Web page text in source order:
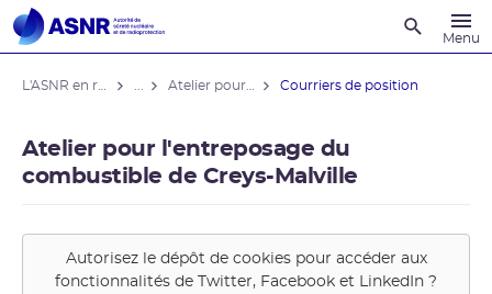
Menu
Courriers de position
Atelier pour l'entreposage du
combustible de Creys-Malville
Autorisez le dépôt de cookies pour accéder aux
fonctionnalités de Twitter, Facebook et LinkedIn ?